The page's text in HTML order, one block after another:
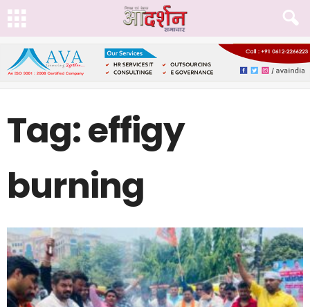
Tag: effigy
burning